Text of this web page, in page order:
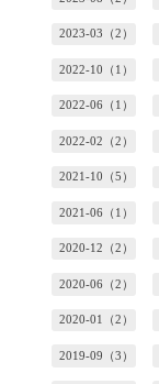
2023-03（2）
2022-10（1）
2022-06（1）
2022-02（2）
2021-10（5）
2021-06（1）
2020-12（2）
2020-06（2）
2020-01（2）
2019-09（3）